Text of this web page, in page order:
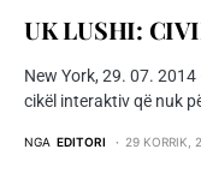
UK LUSHI:
New York, 29. 07.
cikël interaktiv që nuk
NGA EDITORI 29 KORRIK,